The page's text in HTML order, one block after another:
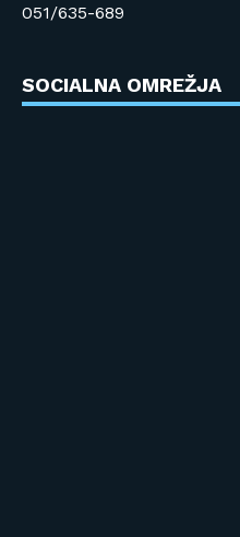
051/635-689
SOCIALNA OMREŽJA